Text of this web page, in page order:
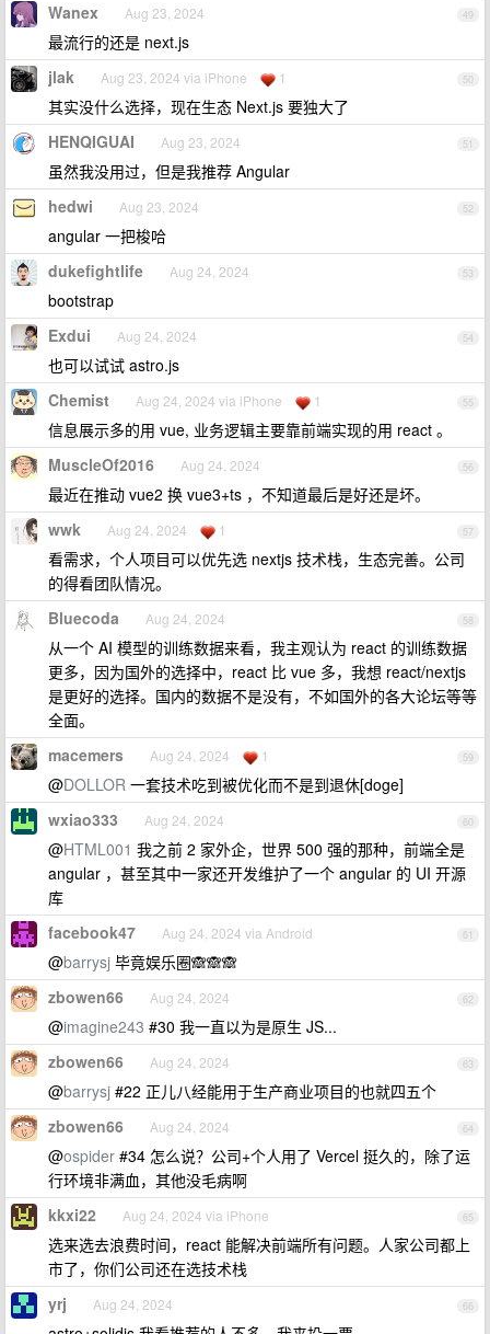
49
Wanex Aug 23, 2024
最流行的还是 next.js
50
jlak Aug 23, 2024 via iPhone 1
其实没什么选择，现在生态 Next.js 要独大了
51
HENQIGUAI Aug 23, 2024
虽然我没用过，但是我推荐 Angular
52
hedwi Aug 23, 2024
angular 一把梭哈
53
dukefightlife Aug 24, 2024
bootstrap
54
Exdui Aug 24, 2024
也可以试试 astro.js
55
Chemist Aug 24, 2024 via iPhone 1
信息展示多的用 vue, 业务逻辑主要靠前端实现的用 react 。
56
MuscleOf2016 Aug 24, 2024
最近在推动 vue2 换 vue3+ts ，不知道最后是好还是坏。
57
wwk Aug 24, 2024 1
看需求，个人项目可以优先选 nextjs 技术栈，生态完善。公司
的得看团队情况。
58
Bluecoda Aug 24, 2024
从一个 AI 模型的训练数据来看，我主观认为 react 的训练数据
更多，因为国外的选择中，react 比 vue 多，我想 react/nextjs
是更好的选择。国内的数据不是没有，不如国外的各大论坛等等
全面。
59
macemers Aug 24, 2024 1
@DOLLOR 一套技术吃到被优化而不是到退休[doge]
60
wxiao333 Aug 24, 2024
@HTML001 我之前 2 家外企，世界 500 强的那种，前端全是
angular ，甚至其中一家还开发维护了一个 angular 的 UI 开源
库
61
facebook47 Aug 24, 2024 via Android
@barrysj 毕竟娱乐圈🙈🙈🙈
62
zbowen66 Aug 24, 2024
@imagine243 #30 我一直以为是原生 JS...
63
zbowen66 Aug 24, 2024
@barrysj #22 正儿八经能用于生产商业项目的也就四五个
64
zbowen66 Aug 24, 2024
@ospider #34 怎么说？公司+个人用了 Vercel 挺久的，除了运
行环境非满血，其他没毛病啊
65
kkxi22 Aug 24, 2024 via iPhone
选来选去浪费时间，react 能解决前端所有问题。人家公司都上
市了，你们公司还在选技术栈
66
yrj Aug 24, 2024